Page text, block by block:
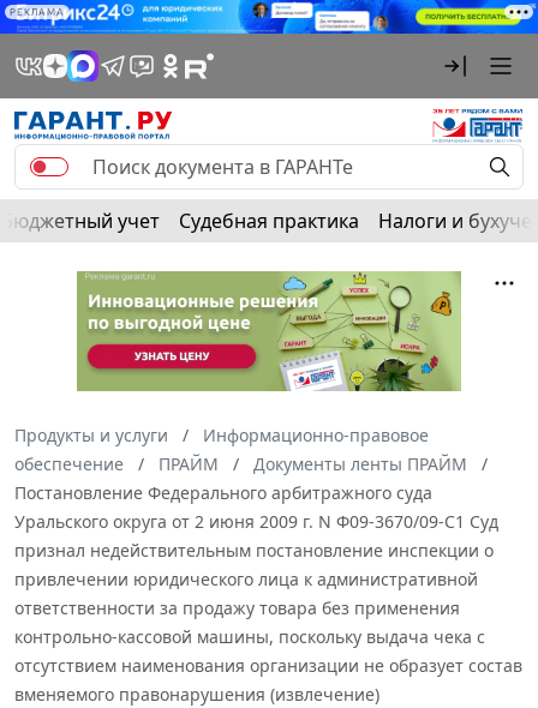
РЕКЛАМА
Бюджетный учет Судебная практика Налоги и
Продукты и услуги
Информационно-правовое
обеспечение
ПРАЙМ
Документы ленты ПРАЙМ
Постановление Федерального арбитражного суда
Уральского округа от 2 июня 2009 г. N Ф09-3670/09-С1 Суд
признал недействительным постановление инспекции о
привлечении юридического лица к административной
ответственности за продажу товара без применения
контрольно-кассовой машины, поскольку выдача чека с
отсутствием наименования организации не образует состав
вменяемого правонарушения (извлечение)